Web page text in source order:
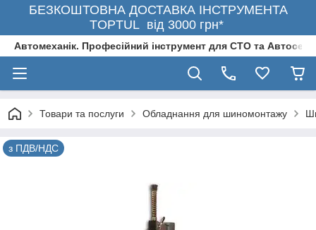
БЕЗКОШТОВНА ДОСТАВКА ІНСТРУМЕНТА
TOPTUL від 3000 грн*
Автомеханік. Професійний інструмент для СТО та
Товари та послуги Обладнання для шиномонтажу
з ПДВ/НДС